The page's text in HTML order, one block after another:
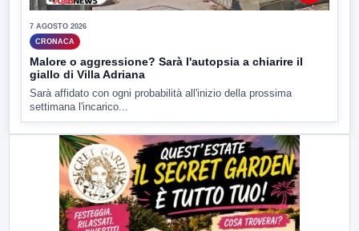
7 AGOSTO 2026
CRONACA
Malore o aggressione? Sarà l'autopsia a chiarire il
giallo di Villa Adriana
Sarà affidato con ogni probabilità all'inizio della prossima
settimana l'incarico...